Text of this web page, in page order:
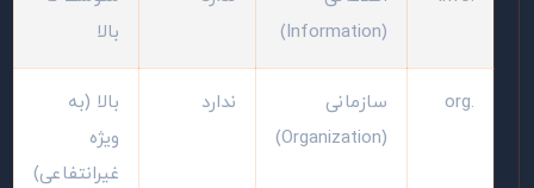
بالا
سازمانی
ندارد
بالا (به
ویژه
غیرانتفاعی)